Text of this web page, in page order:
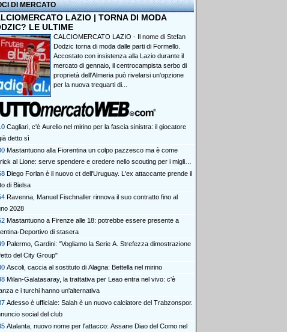
DI MERCATO
LAZIO | TORNA DI MODA
LE ULTIME
CALCIOMERCATO LAZIO - Il nome di Stefan
Dodzic torna di moda dalle parti di Formello.
Accostato con insistenza alla Lazio durante il
mercato di gennaio, il centrocampista serbo di
proprietà dell'Almeria può rivelarsi un'opzione
per la nuova trequarti di...
Cagliari, c'è Aurelio nel mirino per la fascia sinistra: il giocatore
detto sì
Mastantuono alla Fiorentina un colpo pazzesco ma è come
al Lione: serve spendere e credere nello scouting per i migliori
Giovani italiani: attenzione perché qualcosa sta cambiando
Diego Forlan è il nuovo ct dell'Uruguay. L'ex attaccante prende il
di Bielsa
Ravenna, Manuel Fischnaller rinnova il suo contratto fino al
2028
Mastantuono a Firenze alle 18: potrebbe essere presente a
Deportivo di stasera
Palermo, Gardini: "Vogliamo la Serie A. Strefezza dimostrazione
del City Group"
Ascoli, caccia al sostituto di Alagna: Bettella nel mirino
Milan-Galatasaray, la trattativa per Leao entra nel vivo: c'è
e i turchi hanno un'alternativa
Adesso è ufficiale: Salah è un nuovo calciatore del Trabzonspor.
social del club
Atalanta, nuovo nome per l'attacco: Assane Diao del Como nel